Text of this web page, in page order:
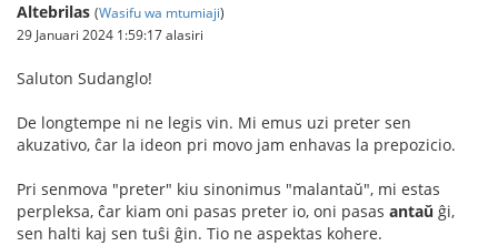
Altebrilas (Wasifu wa mtumiaji)
29 Januari 2024 1:59:17 alasiri
Saluton Sudanglo!
De longtempe ni ne legis vin. Mi emus uzi preter sen
akuzativo, ĉar la ideon pri movo jam enhavas la prepozicio.
Pri senmova "preter" kiu sinonimus "malantaŭ", mi estas
perpleksa, ĉar kiam oni pasas preter io, oni pasas antaŭ ĝi,
sen halti kaj sen tuŝi ĝin. Tio ne aspektas kohere.